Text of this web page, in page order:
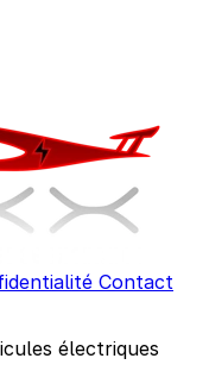
Contact
électriques